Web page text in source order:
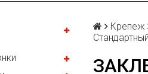
Крепеж